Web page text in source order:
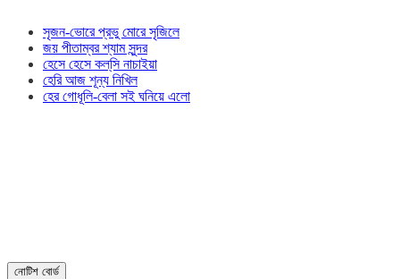
সৃজন-ভোরে প্রভু মোরে সৃজিলে
জয় পীতাম্বর শ্যাম সুন্দর
হেসে হেসে কল্‌সি নাচাইয়া
হেরি আজ শূন্য নিখিল
হের গোধূলি-বেলা সই ঘনিয়ে এলো
নোটিশ বোর্ড